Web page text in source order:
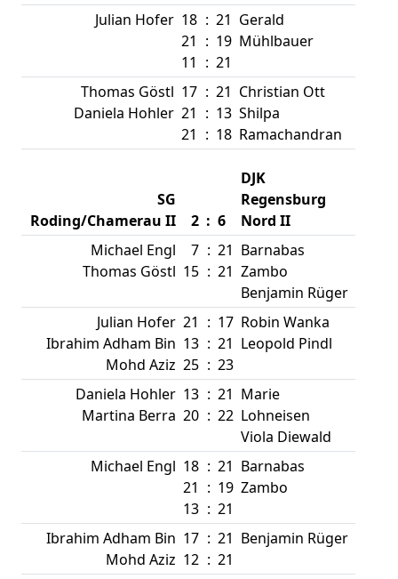
Julian Hofer 18
21
11
:
:
:
21
19
21
Gerald
Mühlbauer
Thomas Göstl
Daniela Hohler
17
21
21
:
:
:
21
13
18
Christian Ott
Shilpa
Ramachandran
SG
Roding/Chamerau II
2 : 6
DJK
Regensburg
Nord II
Michael Engl
Thomas Göstl
7
15
:
:
21
21
Barnabas
Zambo
Benjamin Rüger
Julian Hofer
Ibrahim Adham Bin
Mohd Aziz
21
13
25
:
:
:
17
21
23
Robin Wanka
Leopold Pindl
Daniela Hohler
Martina Berra
13
20
:
:
21
22
Marie
Lohneisen
Viola Diewald
Michael Engl 18
21
13
:
:
:
21
19
21
Barnabas
Zambo
Ibrahim Adham Bin
Mohd Aziz
17
12
:
:
21
21
Benjamin Rüger